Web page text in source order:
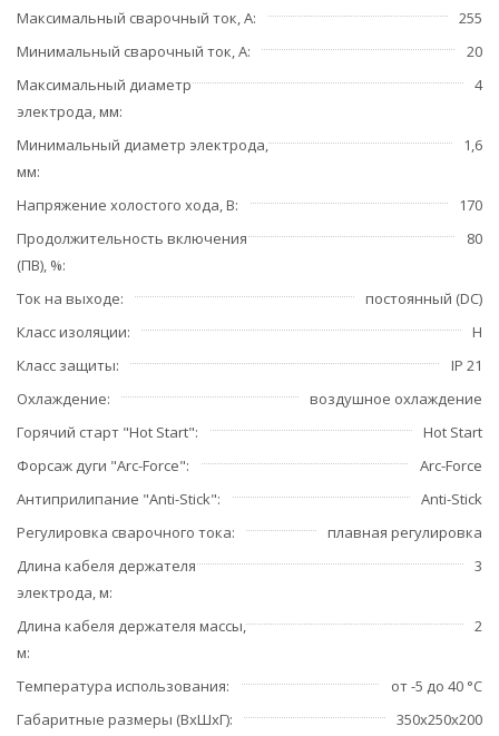
Максимальный сварочный ток, А
255
Минимальный сварочный ток, А
20
Максимальный диаметр
электрода, мм
4
Минимальный диаметр электрода,
мм
1,6
Напряжение холостого хода, В
170
Продолжительность включения
(ПВ), %
80
Ток на выходе
постоянный (DC)
Класс изоляции
H
Класс защиты
IP 21
Охлаждение
воздушное охлаждение
Горячий старт "Hot Start"
Hot Start
Форсаж дуги "Arc-Force"
Arc-Force
Антиприлипание "Anti-Stick"
Anti-Stick
Регулировка сварочного тока
плавная регулировка
Длина кабеля держателя
электрода, м
3
Длина кабеля держателя массы,
м
2
Температура использования
от -5 до 40 °C
Габаритные размеры (ВхШхГ)
350х250х200